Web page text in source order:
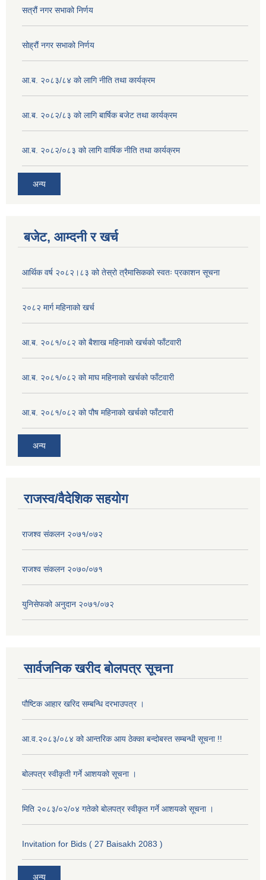
सत्रौं नगर सभाको निर्णय
सोह्रौं नगर सभाको निर्णय
आ.ब. २०८३/८४ को लागि नीति तथा कार्यक्रम
आ.ब. २०८२/८३ को लागि बार्षिक बजेट तथा कार्यक्रम
आ.ब. २०८२/०८३ को लागि वार्षिक नीति तथा कार्यक्रम
अन्य
बजेट, आम्दनी र खर्च
आर्थिक वर्ष २०८२।८३ को तेस्रो त्रैमासिकको स्वतः प्रकाशन सूचना
२०८२ मार्ग महिनाको खर्च
आ.ब. २०८१/०८२ को बैशाख महिनाको खर्चको फाँटवारी
आ.ब. २०८१/०८२ को माघ महिनाको खर्चको फाँटवारी
आ.ब. २०८१/०८२ को पौष महिनाको खर्चको फाँटवारी
अन्य
राजस्व/वैदेशिक सहयोग
राजश्व संकलन २०७१/०७२
राजश्व संकलन २०७०/०७१
युनिसेफको अनुदान २०७१/०७२
सार्वजनिक खरीद बोलपत्र सूचना
पौष्टिक आहार खरिद सम्बन्धि दरभाउपत्र ।
आ.व.२०८३/०८४ को आन्तरिक आय ठेक्का बन्दोबस्त सम्बन्धी सूचना !!
बोलपत्र स्वीकृती गर्ने आशयको सूचना ।
मिति २०८३/०२/०४ गतेको बोलपत्र स्वीकृत गर्ने आशयको सूचना ।
Invitation for Bids ( 27 Baisakh 2083 )
अन्य